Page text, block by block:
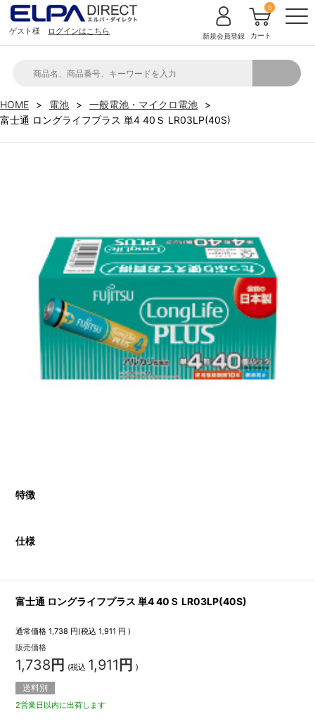
ゲスト様 ログインはこちら 新規会員登録 カート
0
HOME 電池
一般電池・マイクロ電池
富士通 ロングライフプラス 単4 40Ｓ LR03LP(40S)
特徴
仕様
富士通 ロングライフプラス 単4 40Ｓ LR03LP(40S)
通常価格 1,738 円(税込1,911 円 )
販売価格
1,738 円 (税込 1,911 円 )
送料別
2営業日以内に出荷します